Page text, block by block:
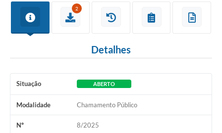
FROTAS
Patrimônio Cultural
Agenda Oficial
2
Detalhes
Situação ABERTO
Modalidade Chamamento Público
Nº 8/2025